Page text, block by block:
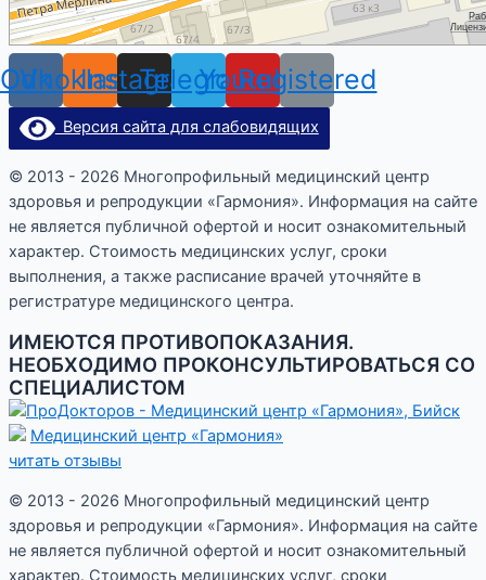
Vk
Odnoklassniki
Instagram
Telegram
Youtube
Registered
Версия сайта для слабовидящих
© 2013 - 2026 Многопрофильный медицинский центр
здоровья и репродукции «Гармония». Информация на сайте
не является публичной офертой и носит ознакомительный
характер. Стоимость медицинских услуг, сроки
выполнения, а также расписание врачей уточняйте в
регистратуре медицинского центра.
ИМЕЮТСЯ ПРОТИВОПОКАЗАНИЯ.
НЕОБХОДИМО ПРОКОНСУЛЬТИРОВАТЬСЯ СО
СПЕЦИАЛИСТОМ
Медицинский центр «Гармония»
читать отзывы
© 2013 - 2026 Многопрофильный медицинский центр
здоровья и репродукции «Гармония». Информация на сайте
не является публичной офертой и носит ознакомительный